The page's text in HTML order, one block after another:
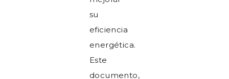
su
eficiencia
energética.
Este
documento,